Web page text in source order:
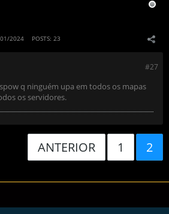
2024 POSTS: 23
#27
q ninguém upa em todos os mapas
os servidores.
ANTERIOR 1 2